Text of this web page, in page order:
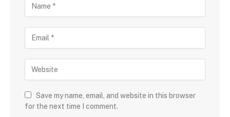
Save my name, email, and website in this browser
for the next time I comment.